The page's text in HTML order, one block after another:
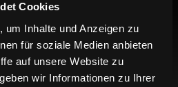
Cookies
um Inhalte und Anzeigen zu
für soziale Medien anbieten
auf unsere Website zu
wir Informationen zu Ihrer